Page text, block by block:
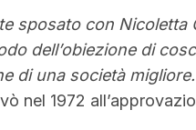
sposato con
dell’obiezione di
di una società
nel 1972